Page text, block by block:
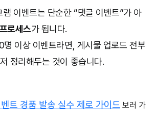
이벤트는 단순한 “댓글 이벤트”가 아
로세스가 됩니다.
이상 이벤트라면, 게시물 업로드 전부
정리해두는 것이 좋습니다.
트 경품 발송 실수 제로 가이드 보러 가